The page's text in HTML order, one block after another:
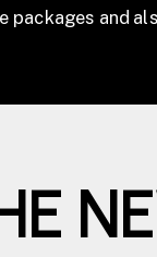
packages and